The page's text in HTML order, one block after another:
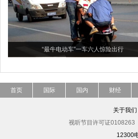
“最牛电动车”一车六人惊险出行
首页 国际 国内 财经
关于我们
视听节目许可证0108263
12300